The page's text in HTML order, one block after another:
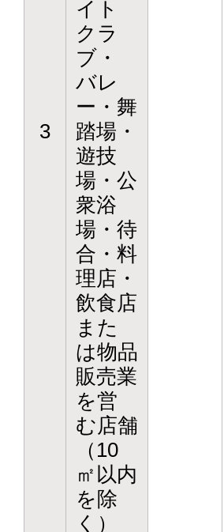
3
イト
クラ
ブ・
バレ
ー・舞
踏場・
遊技
場・公
衆浴
場・待
合・料
理店・
飲食店
また
は物品
販売業
を営
む店舗
（10
㎡以内
を除
く）